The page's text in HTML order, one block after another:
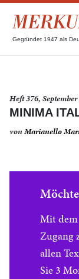
Gegründet 1947 als
Heft 376,
MINIMA
vonMarianello
Mit
Zugang
allen
Sie 3